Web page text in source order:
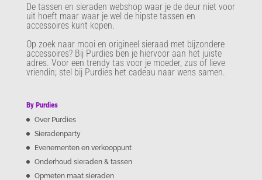
De tassen en sieraden webshop waar je de deur niet voor
uit hoeft maar waar je wel de hipste tassen en
accessoires kunt kopen.
Op zoek naar mooi en origineel sieraad met bijzondere
accessoires? Bij Purdies ben je hiervoor aan het juiste
adres. Voor een trendy tas voor je moeder, zus of lieve
vriendin; stel bij Purdies het cadeau naar wens samen.
By Purdies
Over Purdies
Sieradenparty
Evenementen en verkooppunt
Onderhoud sieraden & tassen
Opmeten maat sieraden